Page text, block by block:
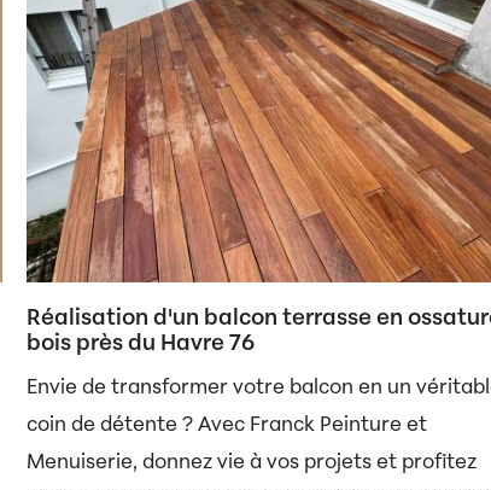
Réalisation d'un balcon terrasse en
bois près du Havre 76
Envie de transformer votre balcon en un
coin de détente ? Avec Franck Peinture et
Menuiserie, donnez vie à vos projets et profitez